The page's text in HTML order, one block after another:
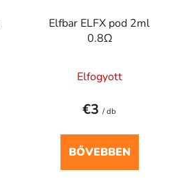
Elfbar ELFX pod 2ml
0.8Ω
Elfogyott
€3 / db
BŐVEBBEN